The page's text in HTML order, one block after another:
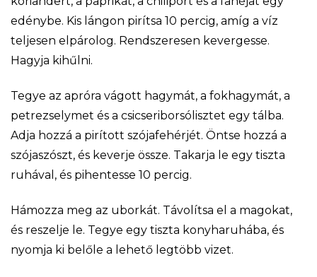
edénybe. Kis lángon pirítsa 10 percig, amíg a víz
teljesen elpárolog. Rendszeresen kevergesse.
Hagyja kihűlni.
Tegye az apróra vágott hagymát, a fokhagymát, a
petrezselymet és a csicseriborsólisztet egy tálba.
Adja hozzá a pirított szójafehérjét. Öntse hozzá a
szójaszószt, és keverje össze. Takarja le egy tiszta
ruhával, és pihentesse 10 percig.
Hámozza meg az uborkát. Távolítsa el a magokat,
és reszelje le. Tegye egy tiszta konyharuhába, és
nyomja ki belőle a lehető legtöbb vizet.